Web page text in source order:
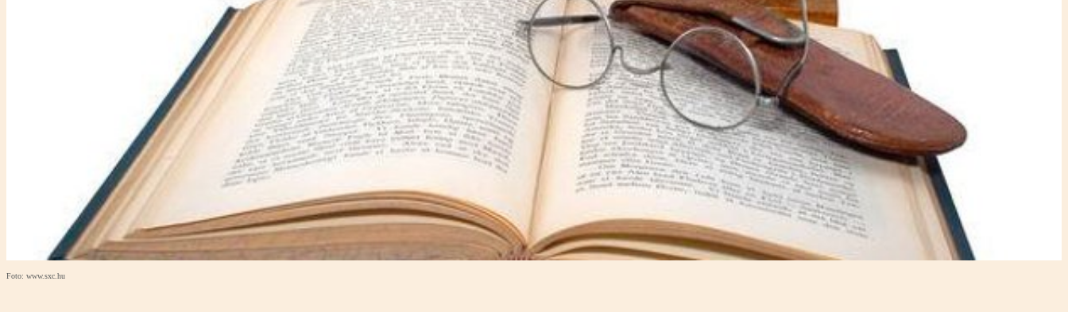
Foto: www.sxc.hu